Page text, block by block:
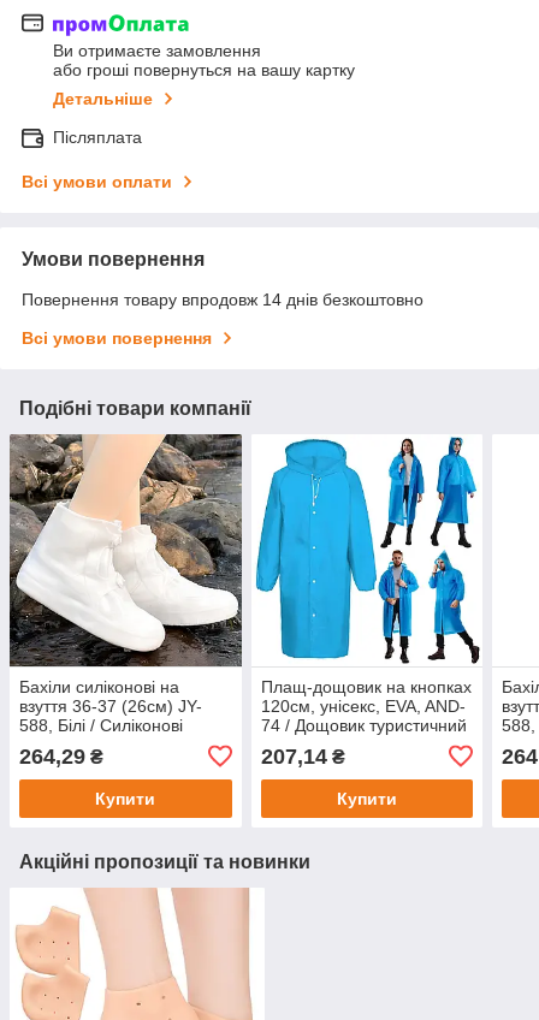
Ви отримаєте замовлення
або гроші повернуться на вашу картку
Детальніше
Післяплата
Всі умови оплати
Умови повернення
Повернення товару впродовж 14 днів безкоштовно
Всі умови повернення
Подібні товари компанії
Бахіли силіконові на
взуття 36-37 (26см) JY-
588, Білі / Силіконові
чохли для взуття / Чохли
на взуття від дощу
264,29 ₴
Купити
Плащ-дощовик на кнопках
120см, унісекс, EVA, AND-
74 / Дощовик туристичний
/ Дощовик багаторазовий
207,14₴
Купити
588,
від
Акційні пропозиції та новинки